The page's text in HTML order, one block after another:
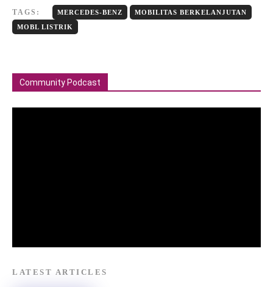
TAGS: MERCEDES-BENZ
MOBILITAS BERKELANJUTAN
MOBL LISTRIK
Community Podcast
LATEST ARTICLES